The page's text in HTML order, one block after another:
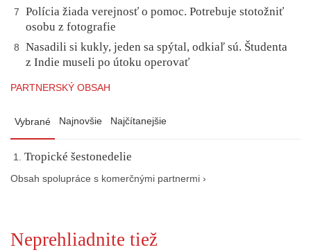
7
Polícia žiada verejnosť o pomoc. Potrebuje stotožniť
osobu z fotografie
8
Nasadili si kukly, jeden sa spýtal, odkiaľ sú. Študenta
z Indie museli po útoku operovať
PARTNERSKÝ OBSAH
Vybrané Najnovšie Najčítanejšie
Tropické šestonedelie
Obsah spolupráce s komerčnými partnermi ›
Neprehliadnite tiež